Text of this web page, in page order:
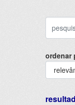
ordenar